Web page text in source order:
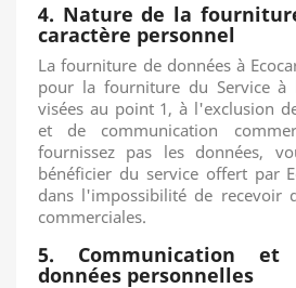
4. Nature de la
caractère personnel
La fourniture de données à
pour la fourniture du Service à
visées au point 1, à l'exclusion
et de communication
fournissez pas les données,
bénéficier du service offert par
dans l'impossibilité de recevoir
commerciales.
5. Communication et
données personnelles